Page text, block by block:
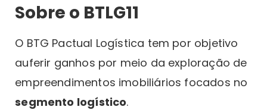
Sobre o BTLG11
O BTG Pactual Logística tem por objetivo
auferir ganhos por meio da exploração de
empreendimentos imobiliários focados no
segmento logístico.